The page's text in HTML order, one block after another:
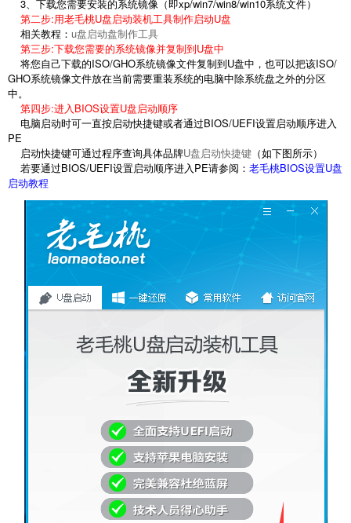
3、下载您需要安装的系统镜像（即xp/win7/win8/win10系统文件）
第二步:用老毛桃U盘启动装机工具制作启动U盘
相关教程： u盘启动盘制作工具
第三步:下载您需要的系统镜像并复制到U盘中
将您自己下载的ISO/GHO系统镜像文件复制到U盘中，也可以把该ISO/
GHO系统镜像文件放在当前需要重装系统的电脑中除系统盘之外的分区
中。
第四步:进入BIOS设置U盘启动顺序
电脑启动时可一直按启动快捷键或者通过BIOS/UEFI设置启动顺序进入
PE
启动快捷键可通过程序查询具体品牌U盘启动快捷键 （如下图所示）
若要通过BIOS/UEFI设置启动顺序进入PE请参阅： 老毛桃BIOS设置U盘
启动教程